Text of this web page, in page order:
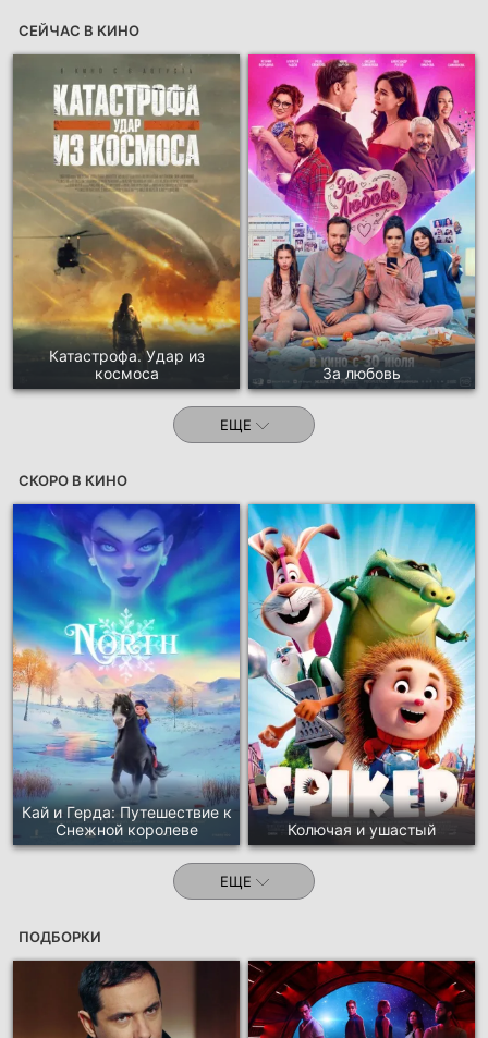
СЕЙЧАС В КИНО
Катастрофа. Удар из
космоса
За любовь
ЕЩЕ
СКОРО В КИНО
Кай и Герда: Путешествие к
Снежной королеве
Колючая и ушастый
ЕЩЕ
ПОДБОРКИ